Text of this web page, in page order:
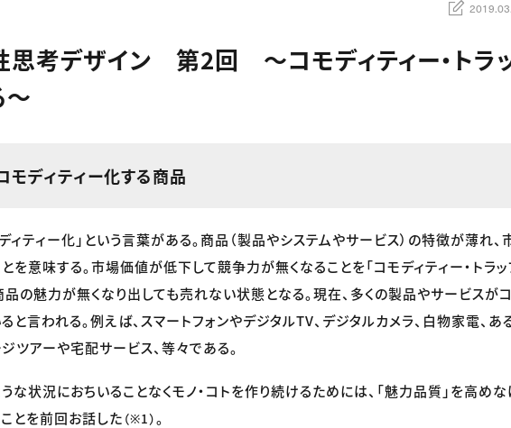
思考デザイン 第2回 〜コモディティー・トラ
〜
モディティー化する商品
ィティー化」という言葉がある。商品（製品やシステムやサービス）の特徴が薄れ
を意味する。市場価値が低下して競争力が無くなることを「コモディティー・トラッ
の魅力が無くなり出しても売れない状態となる。現在、多くの製品やサービスが
と言われる。例えば、スマートフォンやデジタルTV、デジタルカメラ、白物家電、あ
ツアーや宅配サービス、等々である。
な状況におちいることなくモノ・コトを作り続けるためには、「魅力品質」を高め
ことを前回お話した （※1）。